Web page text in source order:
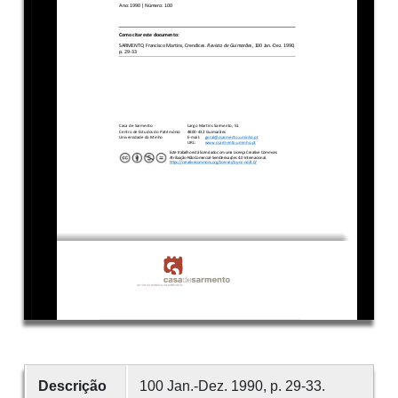
Descrição 100 Jan.-Dez. 1990, p. 29-33.